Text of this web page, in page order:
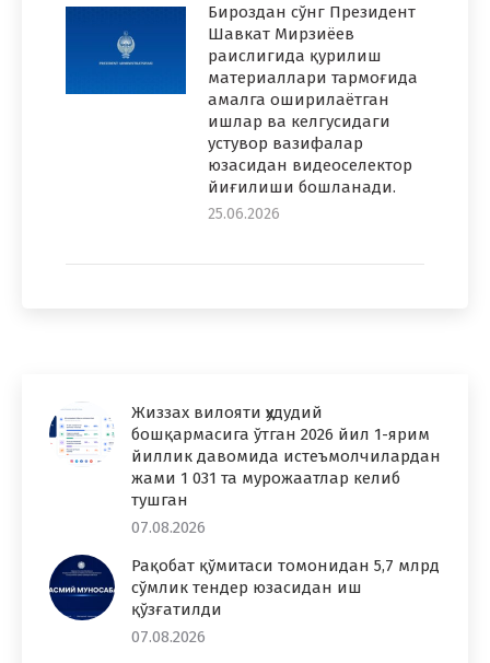
Бироздан сўнг Президент
Шавкат Мирзиёев
раислигида қурилиш
материаллари тармоғида
амалга оширилаётган
ишлар ва келгусидаги
устувор вазифалар
юзасидан видеоселектор
йиғилиши бошланади.
25.06.2026
Жиззах вилояти ҳудудий
бошқармасига ўтган 2026 йил 1-ярим
йиллик давомида истеъмолчилардан
жами 1 031 та мурожаатлар келиб
тушган
07.08.2026
Рақобат қўмитаси томонидан 5,7 млрд
сўмлик тендер юзасидан иш
қўзғатилди
07.08.2026